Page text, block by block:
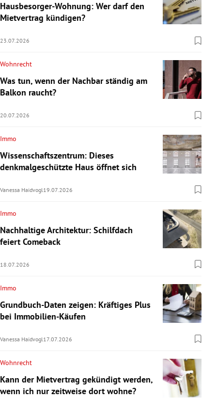
Hausbesorger-Wohnung: Wer darf den
Mietvertrag kündigen?
23.07.2026
Wohnrecht
Was tun, wenn der Nachbar ständig am
Balkon raucht?
20.07.2026
Immo
Wissenschaftszentrum: Dieses
denkmalgeschützte Haus öffnet sich
Vanessa Haidvogl 19.07.2026
Immo
Nachhaltige Architektur: Schilfdach
feiert Comeback
18.07.2026
Immo
Grundbuch-Daten zeigen: Kräftiges Plus
bei Immobilien-Käufen
Vanessa Haidvogl 17.07.2026
Wohnrecht
Kann der Mietvertrag gekündigt werden,
wenn ich nur zeitweise dort wohne?